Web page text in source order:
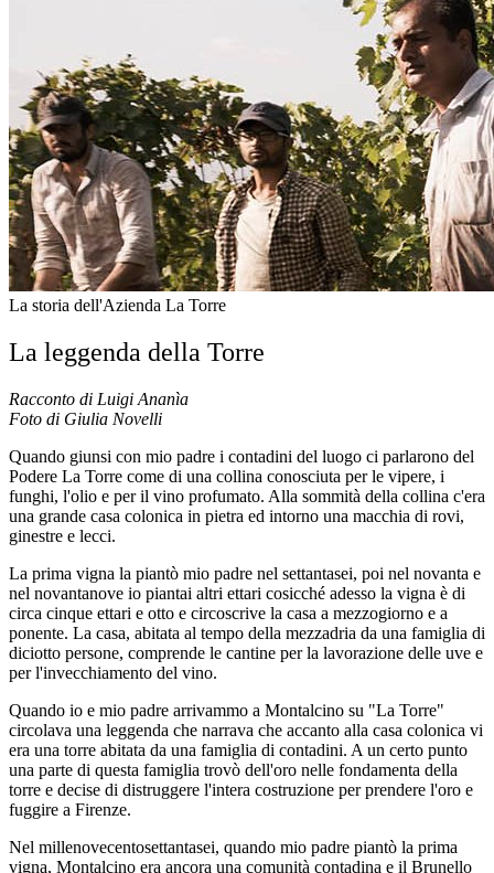
La storia dell'Azienda La Torre
La leggenda della Torre
Racconto di Luigi Ananìa
Foto di Giulia Novelli
Quando giunsi con mio padre i contadini del luogo ci parlarono del
Podere La Torre come di una collina conosciuta per le vipere, i
funghi, l'olio e per il vino profumato. Alla sommità della collina c'era
una grande casa colonica in pietra ed intorno una macchia di rovi,
ginestre e lecci.
La prima vigna la piantò mio padre nel settantasei, poi nel novanta e
nel novantanove io piantai altri ettari cosicché adesso la vigna è di
circa cinque ettari e otto e circoscrive la casa a mezzogiorno e a
ponente. La casa, abitata al tempo della mezzadria da una famiglia di
diciotto persone, comprende le cantine per la lavorazione delle uve e
per l'invecchiamento del vino.
Quando io e mio padre arrivammo a Montalcino su "La Torre"
circolava una leggenda che narrava che accanto alla casa colonica vi
era una torre abitata da una famiglia di contadini. A un certo punto
una parte di questa famiglia trovò dell'oro nelle fondamenta della
torre e decise di distruggere l'intera costruzione per prendere l'oro e
fuggire a Firenze.
Nel millenovecentosettantasei, quando mio padre piantò la prima
vigna, Montalcino era ancora una comunità contadina e il Brunello